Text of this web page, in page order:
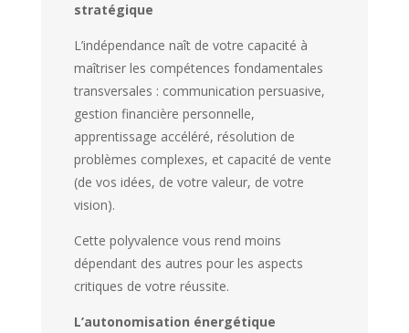
stratégique
L’indépendance naît de votre capacité à
maîtriser les compétences fondamentales
transversales : communication persuasive,
gestion financière personnelle,
apprentissage accéléré, résolution de
problèmes complexes, et capacité de vente
(de vos idées, de votre valeur, de votre
vision).
Cette polyvalence vous rend moins
dépendant des autres pour les aspects
critiques de votre réussite.
L’autonomisation énergétique